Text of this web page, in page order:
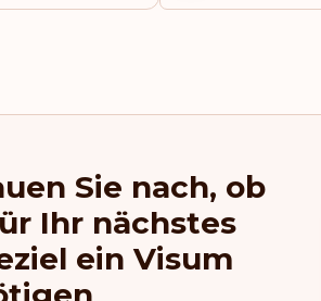
Sie nach, ob
Ihr nächstes
ein Visum